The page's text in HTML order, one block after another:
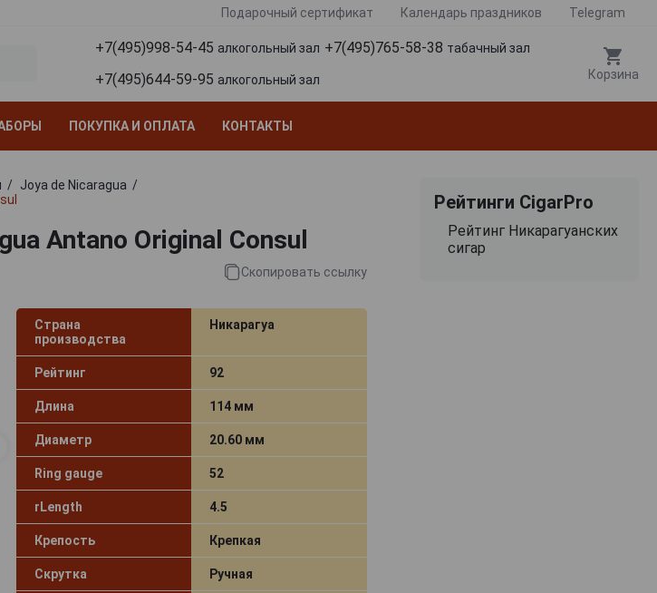
Подарочный сертификат Календарь праздников Telegram
+7(495)998-54-45 алкогольный зал +7(495)765-58-38 табачный зал
+7(495)644-59-95 алкогольный зал Корзина
ПОКУПКА И ОПЛАТА КОНТАКТЫ
Joya de Nicaragua
Antano Original Consul
Скопировать ссылку
Страна
производства
Никарагуа
Рейтинг 92
Длина 114 мм
Диаметр 20.60 мм
Ring gauge 52
rLength 4.5
Крепость Крепкая
Скрутка Ручная
Рейтинги CigarPro
Рейтинг Никарагуанских
сигар